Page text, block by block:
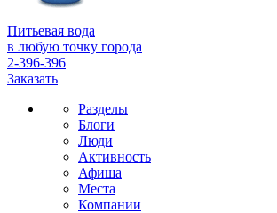
Питьевая вода
в любую точку города
2-396-396
Заказать
Разделы
Блоги
Люди
Активность
Афиша
Места
Компании